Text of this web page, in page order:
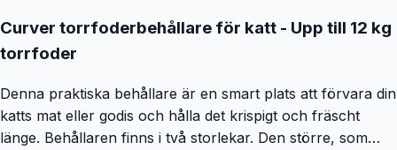
Curver torrfoderbehållare för katt - Upp till 12 kg
torrfoder
Denna praktiska behållare är en smart plats att förvara din
katts mat eller godis och hålla det krispigt och fräscht
länge. Behållaren finns i två storlekar. Den större, som